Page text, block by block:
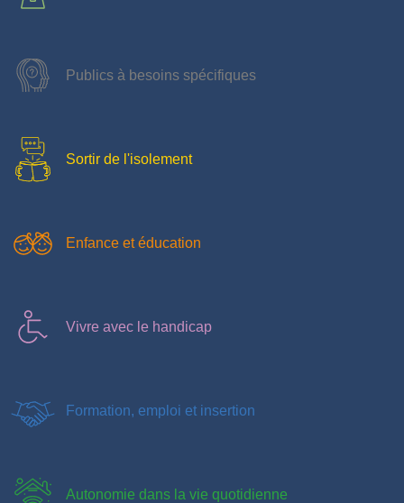
Publics à besoins spécifiques
Sortir de l'isolement
Enfance et éducation
Vivre avec le handicap
Formation, emploi et insertion
Autonomie dans la vie quotidienne